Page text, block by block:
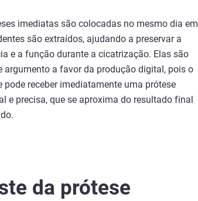
imediatas são colocadas no mesmo dia em
são extraídos, ajudando a preservar a
e a função durante a cicatrização. Elas são
argumento a favor da produção digital, pois o
pode receber imediatamente uma prótese
e precisa, que se aproxima do resultado final
da prótese